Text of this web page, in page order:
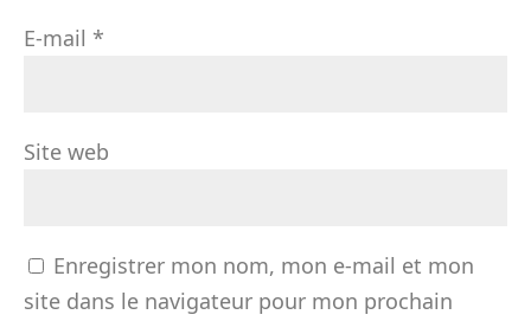
E-mail *
Site web
Enregistrer mon nom, mon e-mail et mon
site dans le navigateur pour mon prochain